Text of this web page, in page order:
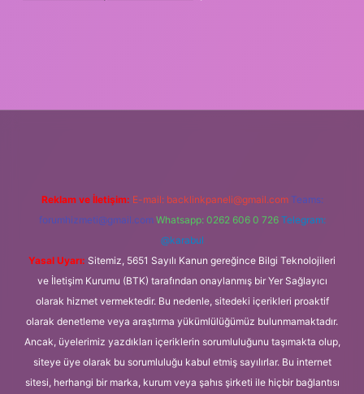
Reklam ve İletişim: E-mail: backlinkpaneli@gmail.com Teams:
forumhizmeti@gmail.com Whatsapp: 0262 606 0 726 Telegram:
@karabul
Yasal Uyarı: Sitemiz, 5651 Sayılı Kanun gereğince Bilgi Teknolojileri
ve İletişim Kurumu (BTK) tarafından onaylanmış bir Yer Sağlayıcı
olarak hizmet vermektedir. Bu nedenle, sitedeki içerikleri proaktif
olarak denetleme veya araştırma yükümlülüğümüz bulunmamaktadır.
Ancak, üyelerimiz yazdıkları içeriklerin sorumluluğunu taşımakta olup,
siteye üye olarak bu sorumluluğu kabul etmiş sayılırlar. Bu internet
sitesi, herhangi bir marka, kurum veya şahıs şirketi ile hiçbir bağlantısı